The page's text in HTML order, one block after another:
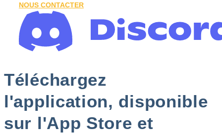
NOUS CONTACTER
Téléchargez
l'application, disponible
sur l'App Store et